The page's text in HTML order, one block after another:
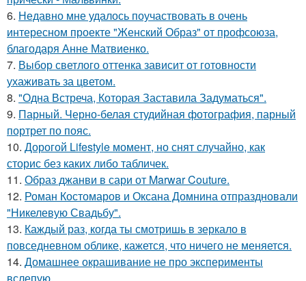
6. Недавно мне удалось поучаствовать в очень
интересном проекте "Женский Образ" от профсоюза,
благодаря Анне Матвиенко.
7. Выбор светлого оттенка зависит от готовности
ухаживать за цветом.
8. "Одна Встреча, Которая Заставила Задуматься".
9. Парный. Черно-белая студийная фотография, парный
портрет по пояс.
10. Дорогой Lifestyle момент, но снят случайно, как
сторис без каких либо табличек.
11. Образ джанви в сари от Marwar Couture.
12. Роман Костомаров и Оксана Домнина отпраздновали
"Никелевую Свадьбу".
13. Каждый раз, когда ты смотришь в зеркало в
повседневном облике, кажется, что ничего не меняется.
14. Домашнее окрашивание не про эксперименты
вслепую.